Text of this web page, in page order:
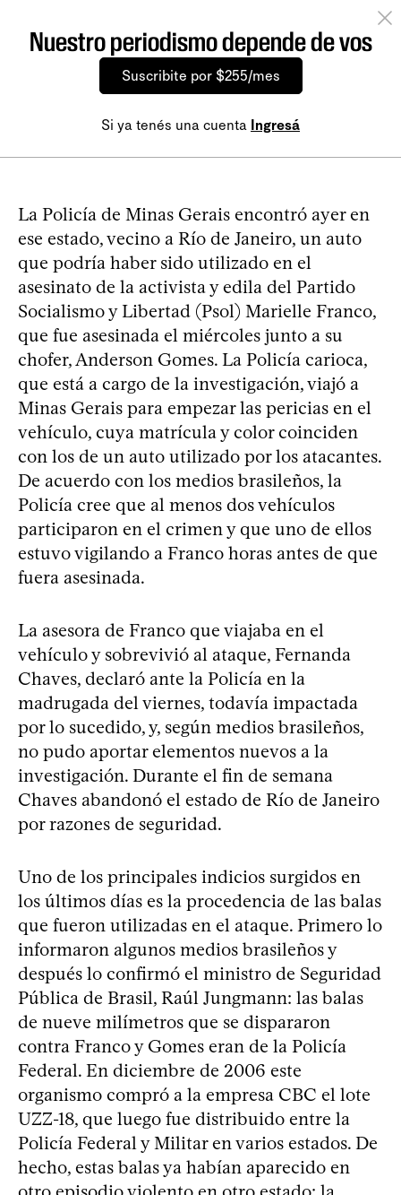
Nuestro periodismo depende de vos
Suscribite por $255/mes
Si ya tenés una cuenta Ingresá
La Policía de Minas Gerais encontró ayer en
ese estado, vecino a Río de Janeiro, un auto
que podría haber sido utilizado en el
asesinato de la activista y edila del Partido
Socialismo y Libertad (Psol) Marielle Franco,
que fue asesinada el miércoles junto a su
chofer, Anderson Gomes. La Policía carioca,
que está a cargo de la investigación, viajó a
Minas Gerais para empezar las pericias en el
vehículo, cuya matrícula y color coinciden
con los de un auto utilizado por los atacantes.
De acuerdo con los medios brasileños, la
Policía cree que al menos dos vehículos
participaron en el crimen y que uno de ellos
estuvo vigilando a Franco horas antes de que
fuera asesinada.
La asesora de Franco que viajaba en el
vehículo y sobrevivió al ataque, Fernanda
Chaves, declaró ante la Policía en la
madrugada del viernes, todavía impactada
por lo sucedido, y, según medios brasileños,
no pudo aportar elementos nuevos a la
investigación. Durante el fin de semana
Chaves abandonó el estado de Río de Janeiro
por razones de seguridad.
Uno de los principales indicios surgidos en
los últimos días es la procedencia de las balas
que fueron utilizadas en el ataque. Primero lo
informaron algunos medios brasileños y
después lo confirmó el ministro de Seguridad
Pública de Brasil, Raúl Jungmann: las balas
de nueve milímetros que se dispararon
contra Franco y Gomes eran de la Policía
Federal. En diciembre de 2006 este
organismo compró a la empresa CBC el lote
UZZ-18, que luego fue distribuido entre la
Policía Federal y Militar en varios estados. De
hecho, estas balas ya habían aparecido en